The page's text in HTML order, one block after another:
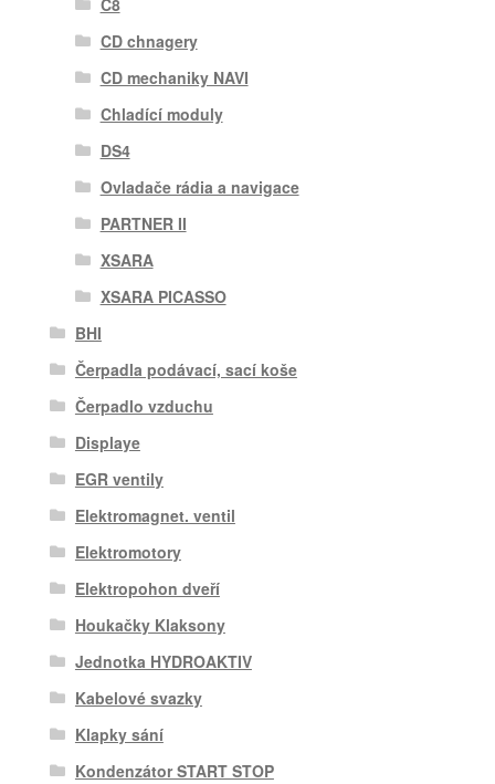
C8
CD chnagery
CD mechaniky NAVI
Chladící moduly
DS4
Ovladače rádia a navigace
PARTNER II
XSARA
XSARA PICASSO
BHI
Čerpadla podávací, sací koše
Čerpadlo vzduchu
Displaye
EGR ventily
Elektromagnet. ventil
Elektromotory
Elektropohon dveří
Houkačky Klaksony
Jednotka HYDROAKTIV
Kabelové svazky
Klapky sání
Kondenzátor START STOP